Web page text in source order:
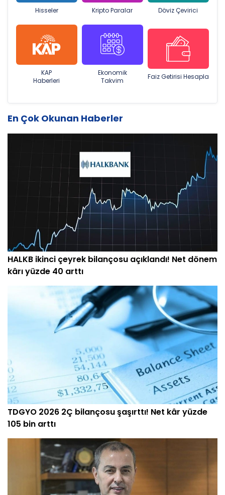
Hisseler Kripto Paralar Döviz Çevirici
KAP
Haberleri
Ekonomik
Takvim
Faiz Getirisi Hesapla
En Çok Okunan Haberler
HALKB ikinci çeyrek bilançosu açıklandı! Net dönem
kârı yüzde 40 arttı
TDGYO 2026 2Ç bilançosu şaşırttı! Net kâr yüzde
105 bin arttı